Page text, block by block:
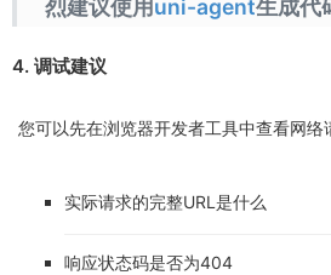
烈建议使用uni-agent生成代
4. 调试建议
您可以先在浏览器开发者工具中查看网络
实际请求的完整URL是什么
响应状态码是否为404